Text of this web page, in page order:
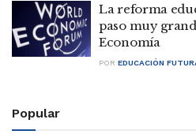
La reforma
paso muy
Economía
POR EDUCACIÓN
Popular